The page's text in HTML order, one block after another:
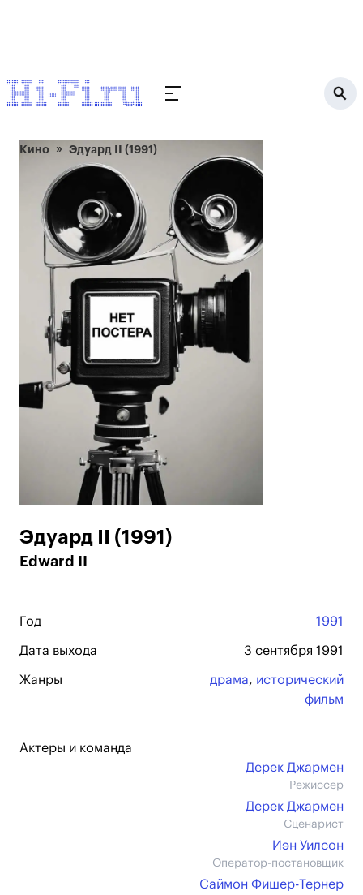
Кино Эдуард II (1991)
Эдуард II (1991)
Edward II
Год 1991
Дата выхода 3 сентября 1991
Жанры драма, исторический
фильм
Актеры и команда
Дерек Джармен
Режиссер
Дерек Джармен
Сценарист
Иэн Уилсон
Оператор-постановщик
Саймон Фишер-Тернер